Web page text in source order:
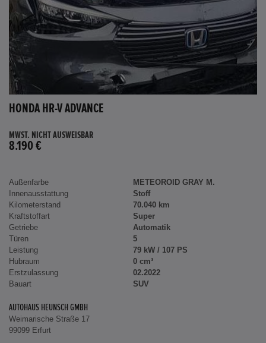
HONDA HR-V ADVANCE
MWST. NICHT AUSWEISBAR
8.190 €
Außenfarbe
METEOROID GRAY M.
Innenausstattung
Stoff
Kilometerstand
70.040 km
Kraftstoffart
Super
Getriebe
Automatik
Türen
5
Leistung
79 kW / 107 PS
Hubraum
0 cm³
Erstzulassung
02.2022
Bauart
SUV
AUTOHAUS HEUNSCH GMBH
Weimarische Straße 17
99099 Erfurt